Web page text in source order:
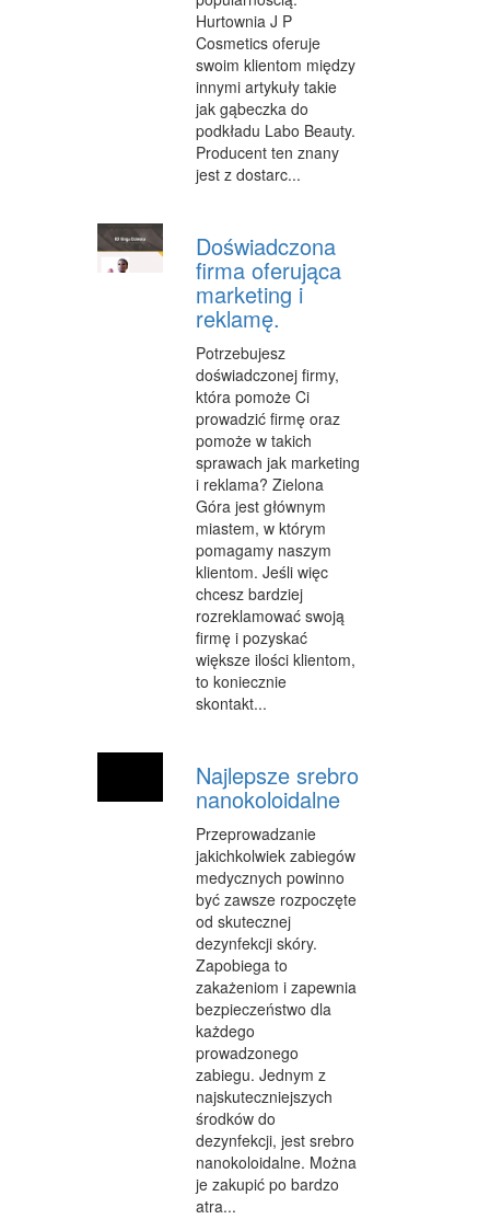
INNE AGENCJE
WIGOR
IMPREZY INTEGRACYJNE
HOBBY
ZAJĘCIA SPORTOWE I REKREACYJNE
INFORMATYCZNE
RESTAURACJE, CATERING
FOTOGRAFIA
ADWOKACI, PORADY PRAWNE
SPRZĄTANIE, PORZĄDKOWANIE
SERWIS
OPIEKA
INNE USŁUGI
KURIER, PRZESYŁKI
WYCIECZKI
HOTELE I NOCLEGI
ZDROWIE
DIETETYKA, ODCHUDZANIE
KOSMETYKI
LECZENIE
SALONY KOSMETYCZNE
SPRZĘT MEDYCZNY
WEB
OPROGRAMOWANIE
KONTAKT
Hurtownia J P
Cosmetics oferuje
swoim klientom między
innymi artykuły takie
jak gąbeczka do
podkładu Labo Beauty.
Producent ten znany
jest z dostarc...
Doświadczona
firma oferująca
marketing i
reklamę.
Potrzebujesz
doświadczonej firmy,
która pomoże Ci
prowadzić firmę oraz
pomoże w takich
sprawach jak marketing
i reklama? Zielona
Góra jest głównym
miastem, w którym
pomagamy naszym
klientom. Jeśli więc
chcesz bardziej
rozreklamować swoją
firmę i pozyskać
większe ilości klientom,
to koniecznie
skontakt...
Najlepsze srebro
nanokoloidalne
Przeprowadzanie
jakichkolwiek zabiegów
medycznych powinno
być zawsze rozpoczęte
od skutecznej
dezynfekcji skóry.
Zapobiega to
zakażeniom i zapewnia
bezpieczeństwo dla
każdego
prowadzonego
zabiegu. Jednym z
najskuteczniejszych
środków do
dezynfekcji, jest srebro
nanokoloidalne. Można
je zakupić po bardzo
atra...